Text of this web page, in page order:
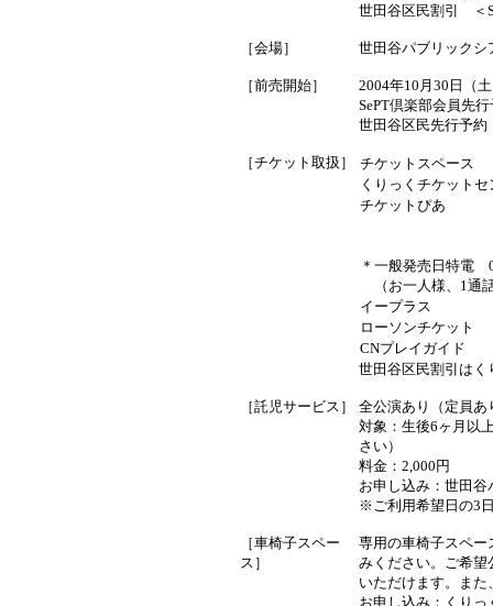
世田谷区民割引 ＜
［会場］ 世田谷パブリックシ
［前売開始］
2004年10月30日（
SePT倶楽部会員先
世田谷区民先行予
［チケット取扱］
チケットスペース
くりっくチケットセ
チケットぴあ
＊一般発売日特電
（お一人様、1通
イープラス
ローソンチケット
CNプレイガイド
世田谷区民割引はく
［託児サービス］
全公演あり（定員あ
対象：生後6ヶ月以
さい）
料金：2,000円
お申し込み：世田
※ご利用希望日の3
［車椅子スペー
ス］
専用の車椅子スペー
みください。ご希望
いただけます。ま
お申し込み： くり